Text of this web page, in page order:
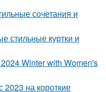
сочетания и
стильные куртки и
Winter with Women's
на короткие